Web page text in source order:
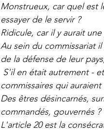
Monstrueux, car quel est
essayer de le servir ?
Ridicule, car il y aurait
Au sein du commissariat
de la défense de leur
S'il en était autrement -
commissaires qui
Des êtres désincarnés,
commandés, gouvernés ?
L'article 20 est la